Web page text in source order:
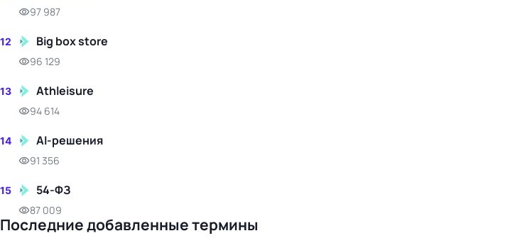
97 987
12 Big box store
96 129
13 Athleisure
94 614
14 AI-решения
91 356
15 54-ФЗ
87 009
Последние добавленные термины